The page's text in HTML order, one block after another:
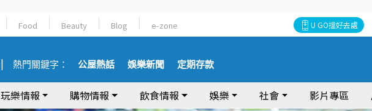
Food Beauty Blog e-zone U GO搵好去處
熱門關鍵字： 公屋熱話 娛樂新聞 定期存款
玩樂情報 購物情報 飲食情報 娛樂 社會 影片專區